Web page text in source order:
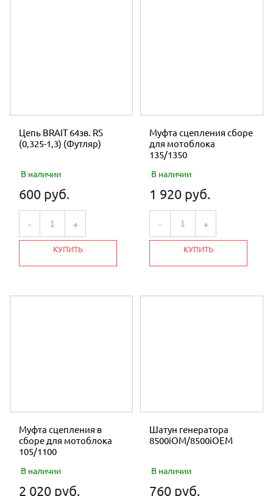
Цепь BRAIT 64зв. RS
(0,325-1,3) (Футляр)
В наличии
600 руб.
- +
КУПИТЬ
Муфта сцепления сборе
для мотоблока
135/1350
В наличии
1 920 руб.
- +
КУПИТЬ
Муфта сцепления в
сборе для мотоблока
105/1100
В наличии
2 020 руб.
Шатун генератора
8500iOM/8500iOEM
В наличии
760 руб.